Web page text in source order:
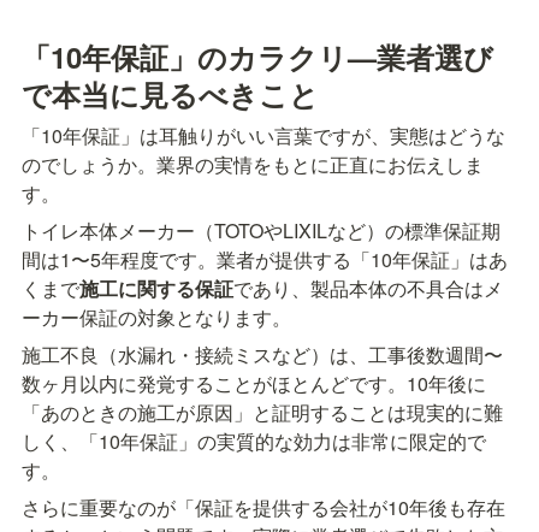
「10年保証」のカラクリ—業者選び
で本当に見るべきこと
「10年保証」は耳触りがいい言葉ですが、実態はどうな
のでしょうか。業界の実情をもとに正直にお伝えしま
す。
トイレ本体メーカー（TOTOやLIXILなど）の標準保証期
間は1〜5年程度です。業者が提供する「10年保証」はあ
くまで施工に関する保証であり、製品本体の不具合はメ
ーカー保証の対象となります。
施工不良（水漏れ・接続ミスなど）は、工事後数週間〜
数ヶ月以内に発覚することがほとんどです。10年後に
「あのときの施工が原因」と証明することは現実的に難
しく、「10年保証」の実質的な効力は非常に限定的で
す。
さらに重要なのが「保証を提供する会社が10年後も存在